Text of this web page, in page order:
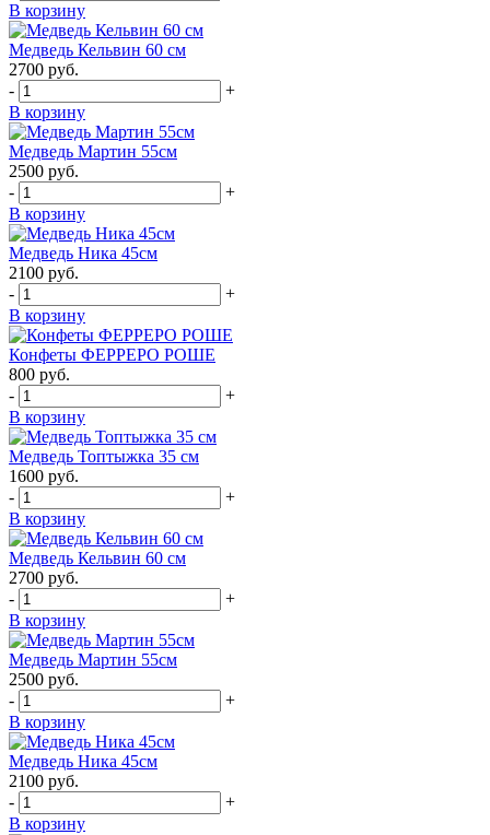
В корзину
Медведь Кельвин 60 см
2700 руб.
-
+
В корзину
Медведь Мартин 55см
2500 руб.
-
+
В корзину
Медведь Ника 45см
2100 руб.
-
+
В корзину
Конфеты ФЕРРЕРО РОШЕ
800 руб.
-
+
В корзину
Медведь Топтыжка 35 см
1600 руб.
-
+
В корзину
Медведь Кельвин 60 см
2700 руб.
-
+
В корзину
Медведь Мартин 55см
2500 руб.
-
+
В корзину
Медведь Ника 45см
2100 руб.
-
+
В корзину